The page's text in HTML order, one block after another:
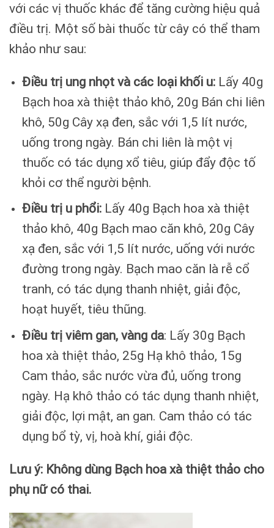
với các vị thuốc khác để tăng cường hiệu quả
điều trị. Một số bài thuốc từ cây có thể tham
khảo như sau:
Điều trị ung nhọt và các loại khối u:Lấy 40g
Bạch hoa xà thiệt thảo khô, 20g Bán chi liên
khô, 50g Cây xạ đen, sắc với 1,5 lít nước,
uống trong ngày. Bán chi liên là một vị
thuốc có tác dụng xổ tiêu, giúp đẩy độc tố
khỏi cơ thể người bệnh.
Điều trị u phổi:Lấy 40g Bạch hoa xà thiệt
thảo khô, 40g Bạch mao căn khô, 20g Cây
xạ đen, sắc với 1,5 lít nước, uống với nước
đường trong ngày. Bạch mao căn là rễ cổ
tranh, có tác dụng thanh nhiệt, giải độc,
hoạt huyết, tiêu thũng.
Điều trị viêm gan, vàng da: Lấy 30g Bạch
hoa xà thiệt thảo, 25g Hạ khô thảo, 15g
Cam thảo, sắc nước vừa đủ, uống trong
ngày. Hạ khô thảo có tác dụng thanh nhiệt,
giải độc, lợi mật, an gan. Cam thảo có tác
dụng bổ tỳ, vị, hoà khí, giải độc.
Lưu ý: Không dùng Bạch hoa xà thiệt thảo cho
phụ nữ có thai.